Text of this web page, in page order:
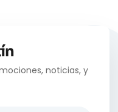
noticias, y